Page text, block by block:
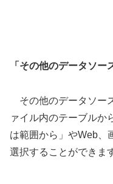
「 その他のデータソー
その他のデータソー
ァイル内のテーブルか
は範囲から」やWeb、
選択することができま